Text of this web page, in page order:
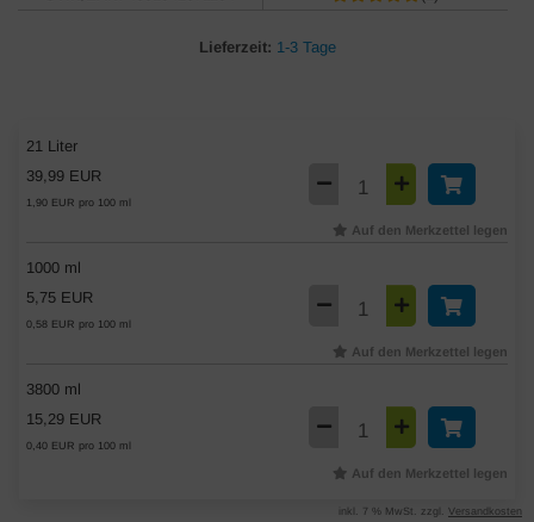
Lieferzeit: 1-3 Tage
21 Liter
39,99 EUR
1,90 EUR pro 100 ml
Auf den Merkzettel legen
1000 ml
5,75 EUR
0,58 EUR pro 100 ml
Auf den Merkzettel legen
3800 ml
15,29 EUR
0,40 EUR pro 100 ml
Auf den Merkzettel legen
inkl. 7 % MwSt. zzgl. Versandkosten